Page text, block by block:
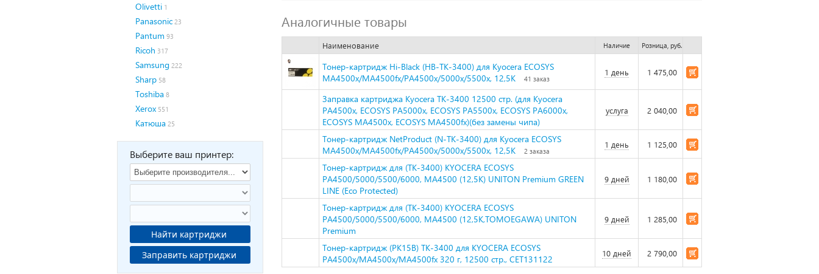
Olivetti 1
Panasonic 23
Pantum 93
Ricoh 317
Samsung 222
Sharp 58
Toshiba 8
Xerox 551
Катюша 25
Выберите ваш принтер:
Найти картриджи
Заправить картриджи
Аналогичные товары
Наименование Наличие Розница, руб.
Тонер-картридж Hi-Black (HB-TK-3400) для Kyocera ECOSYS
MA4500x/MA4500fx/PA4500x/5000x/5500x, 12,5K
41 заказ
1 день 1 475,00
Заправка картриджа Kyocera TK-3400 12500 стр. (для Kyocera
PA4500x, ECOSYS PA5000x, ECOSYS PA5500x, ECOSYS PA6000x,
ECOSYS MA4500x, ECOSYS MA4500fx)(без замены чипа)
услуга 2 040,00
Тонер-картридж NetProduct (N-TK-3400) для Kyocera ECOSYS
MA4500x/MA4500fx/PA4500x/5000x/5500x, 12,5K
2 заказа
1 день 1 125,00
Тонер-картридж для (TK-3400) KYOCERA ECOSYS
PA4500/5000/5500/6000, MA4500 (12,5K) UNITON Premium GREEN
LINE (Eco Protected)
9 дней 1 180,00
Тонер-картридж для (TK-3400) KYOCERA ECOSYS
PA4500/5000/5500/6000, MA4500 (12,5K,TOMOEGAWA) UNITON
Premium
9 дней 1 285,00
Тонер-картридж (PK15B) TK-3400 для KYOCERA ECOSYS
PA4500x/MA4500x/MA4500fx 320 г, 12500 стр., CET131122
10 дней 2 790,00